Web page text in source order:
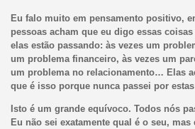
Eu falo muito em pensamento positivo,
pessoas acham que eu digo essas
elas estão passando: às vezes um
um problema financeiro, às vezes um
um problema no relacionamento… Elas
que é isso porque nunca passei por
Isto é um grande equívoco. Todos nós
Eu não sei exatamente qual é o seu,